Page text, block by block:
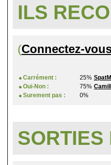
ILS
(Connectez-
Carrément : 25%
Oui-Non :
75%
Surement pas :
0%
SORTIES